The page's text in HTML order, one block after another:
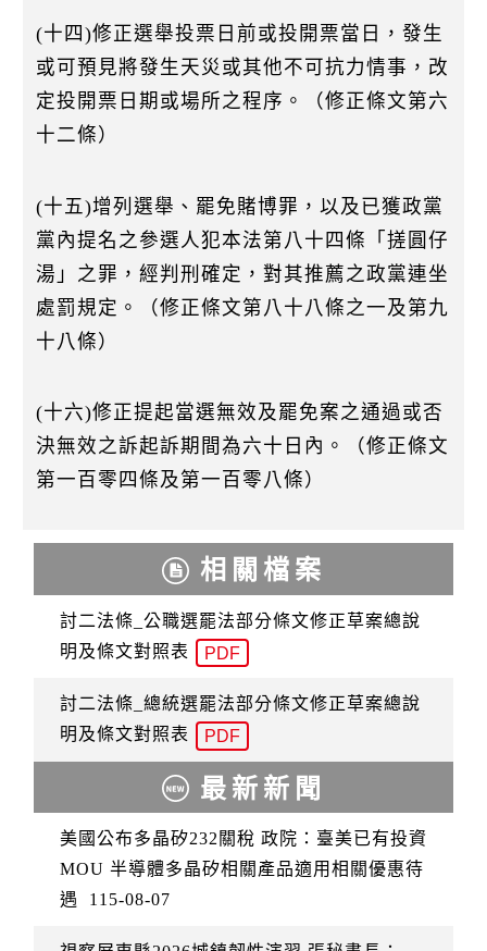
(十四)修正選舉投票日前或投開票當日，發生
或可預見將發生天災或其他不可抗力情事，改
定投開票日期或場所之程序。（修正條文第六
十二條）
(十五)增列選舉、罷免賭博罪，以及已獲政黨
黨內提名之參選人犯本法第八十四條「搓圓仔
湯」之罪，經判刑確定，對其推薦之政黨連坐
處罰規定。（修正條文第八十八條之一及第九
十八條）
(十六)修正提起當選無效及罷免案之通過或否
決無效之訴起訴期間為六十日內。（修正條文
第一百零四條及第一百零八條）
相關檔案
討二法條_公職選罷法部分條文修正草案總說
明及條文對照表
PDF
討二法條_總統選罷法部分條文修正草案總說
明及條文對照表
PDF
最新新聞
美國公布多晶矽232關稅 政院：臺美已有投資
MOU 半導體多晶矽相關產品適用相關優惠待
遇
115-08-07